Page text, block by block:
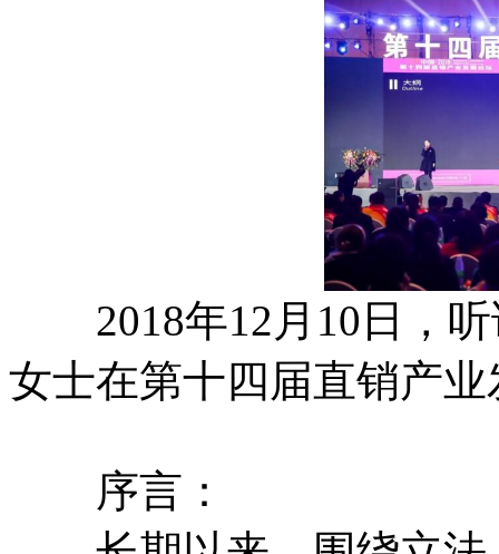
2018年12月10日，听
女士在第十四届直销产
序言：